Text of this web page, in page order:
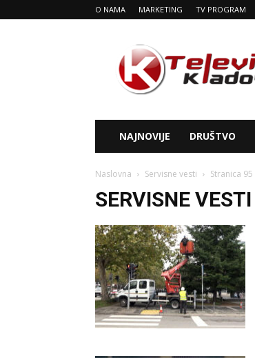
O NAMA MARKETING TV PROGRAM
Tv
Kladovo
NAJNOVIJE DRUŠTVO
Naslovna Servisne vesti Stranica 95
SERVISNE VESTI